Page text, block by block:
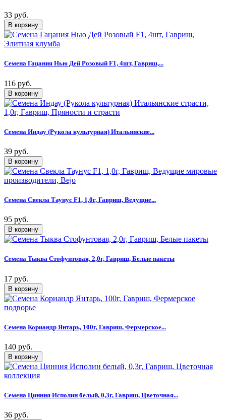
33 руб.
Семена Гацания Нью Дей Розовый F1, 4шт, Гавриш,...
116 руб.
Семена Индау (Рукола культурная) Итальянские...
39 руб.
Семена Свекла Таунус F1, 1,0г, Гавриш, Ведущие...
95 руб.
Семена Тыква Стофунтовая, 2,0г, Гавриш, Белые пакеты
17 руб.
Семена Кориандр Янтарь, 100г, Гавриш, Фермерское...
140 руб.
Семена Цинния Исполин белый, 0,3г, Гавриш, Цветочная...
36 руб.